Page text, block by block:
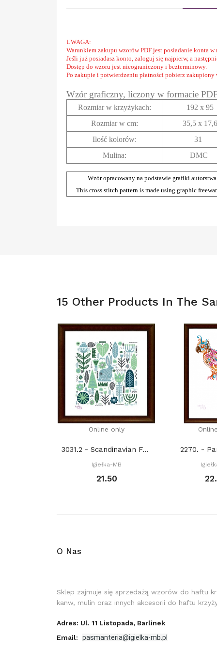
UWAGA:
Warunkiem zakupu wzorów PDF jest posiadanie konta w
Jeśli już posiadasz konto, zaloguj się najpierw, a
Dostęp do wzoru jest nieograniczony i bezterminowy.
Po zakupie i potwierdzeniu płatności pobierz zakupiony
Wzór graficzny, liczony w formacie
Rozmiar w krzyżykach:
192 x 95
Rozmiar w cm:
35,5 x 17,6
Ilość kolorów:
31
Mulina:
DMC
Wzór opracowany na podstawie grafiki
This cross stitch pattern is made using graphic
15 Other Products In The
Online only
3031.2 - Scandinavian Forest with hare. Winter...
Igiełka-MB
21.50
2270. -
O Nas
Sklep zajmuje się sprzedażą wzorów do haftu
kanw, mulin oraz innych akcesorii do haftu
Adres: Ul. 11 Listopada, Barlinek
Email:
pasmanteria@igielka-mb.pl